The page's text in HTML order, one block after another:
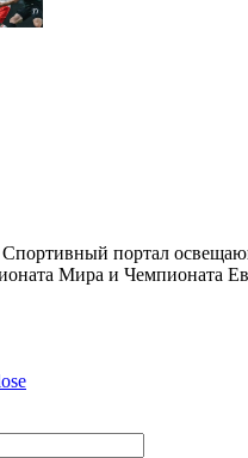
Спортивный портал
Мира и Чемпионата